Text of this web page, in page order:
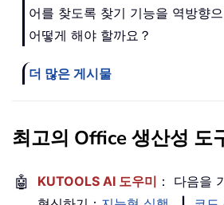
어를 찾도록 찾기 기능을 역방향
어떻게 해야 할까요？
더 많은 게시물
최고의 Office 생산성 도
🤖 KUTOOLS AI 도우미 ： 다음을